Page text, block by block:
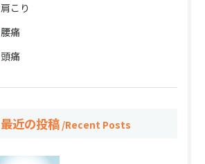
肩こり
腰痛
頭痛
最近の投稿 Recent Posts